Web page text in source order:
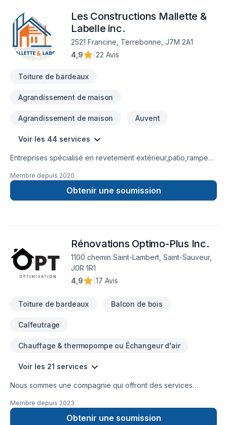
Les Constructions Mallette &
Labelle inc.
2521 Francine, Terrebonne, J7M 2A1
4,9
22 Avis
Toiture de bardeaux
Agrandissement de maison
Agrandissement de maison Auvent
Voir les 44 services
Entreprises spécialisé en revetement extérieur,patio,rampe
Membre depuis 2020
Obtenir une soumission
Rénovations Optimo-Plus Inc.
1100 chemin Saint-Lambert, Saint-Sauveur,
J0R 1R1
4,9
17 Avis
Toiture de bardeaux Balcon de bois
Calfeutrage
Chauffage & thermopompe ou Échangeur d'air
Voir les 21 services
Nous sommes une compagnie qui offront des services
comfort pour votre maison.
Membre depuis 2023
Obtenir une soumission